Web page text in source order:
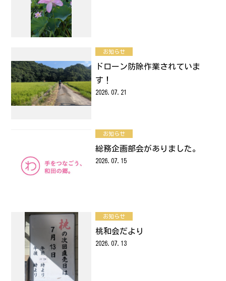
お知らせ
ドローン防除作業されていま
す！
2026.07.21
お知らせ
総務企画部会がありました。
2026.07.15
お知らせ
桃和会だより
2026.07.13